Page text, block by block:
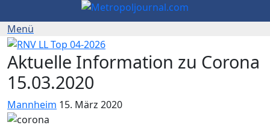
Aktuelle Information zu Corona
15.03.2020
Mannheim 15. März 2020